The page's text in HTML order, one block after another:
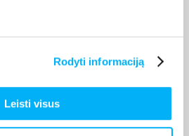
Rodyti informaciją
Leisti visus